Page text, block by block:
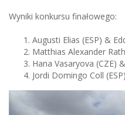
Wyniki konkursu finałowego:
Augusti Elias (ESP) &
Matthias Alexander
Hana Vasaryova (CZE)
Jordi Domingo Coll